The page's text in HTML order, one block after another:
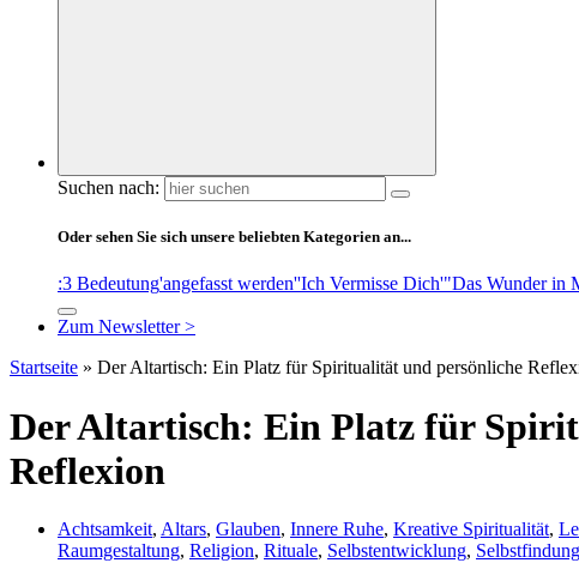
Suchen nach:
Oder sehen Sie sich unsere beliebten Kategorien an...
:3 Bedeutung'angefasst werden''Ich Vermisse Dich'"Das Wunder in
Zum Newsletter >
Startseite » Der Altartisch: Ein Platz für Spiritualität und persönliche
Der Altartisch: Ein Platz für
Reflexion
Achtsamkeit, Altars, Glauben, Innere Ruhe, Kreative Spiritualität,
Raumgestaltung, Religion, Rituale, Selbstentwicklung, Selbstfindung